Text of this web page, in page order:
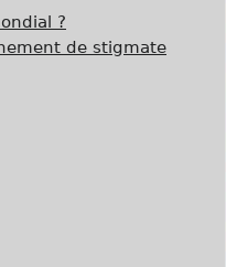
?
de stigmate